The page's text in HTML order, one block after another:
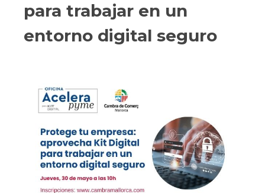
para trabajar en un
entorno digital seguro